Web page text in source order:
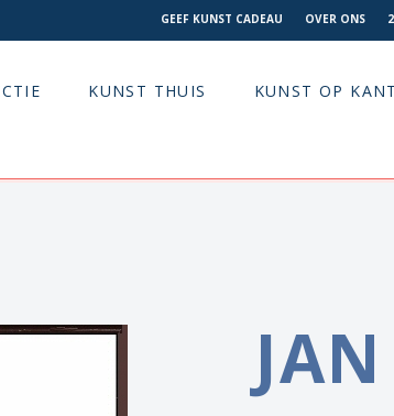
GEEF KUNST CADEAU OVER ONS
KUNST THUIS KUNST OP